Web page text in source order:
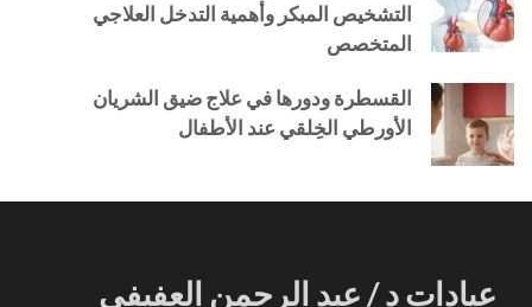
التشخيص المبكر وأهمية التدخل العلاجي
المتخصص
القسطرة ودورها في علاج ضيق الشريان
الأورطي الخِلقي عند الأطفال
عيادات د / عبد الرحمن العفيفي